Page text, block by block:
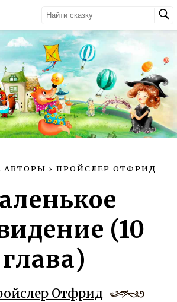
АВТОРЫ › ПРОЙСЛЕР ОТФРИД
(10
глава)
Отфрид